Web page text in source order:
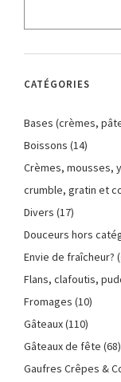
CATÉGORIES
Bases (crèmes,
Boissons (14)
Crèmes, mousses,
crumble, gratin et
Divers (17)
Douceurs hors
Envie de
Flans, clafoutis,
Fromages (10)
Gâteaux(110)
Gâteaux de fête (68)
Gaufres Crêpes &